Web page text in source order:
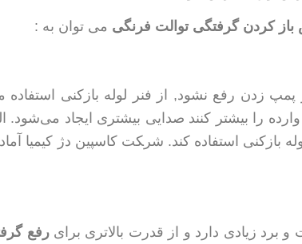
کردن گرفتگی توالت فرنگی می توان به :
پمپ زدن رفع نشود, از فنر لوله بازکنی
بیشتر کنند صدایی بیشتری ایجاد می‌شود.
بازکنی استفاده کند. شر‍‍‍‍‍‍‍‍کت کاسپین دژ کیمیا
برد زیادی دارد و از قدرت بالاتری برایرفع